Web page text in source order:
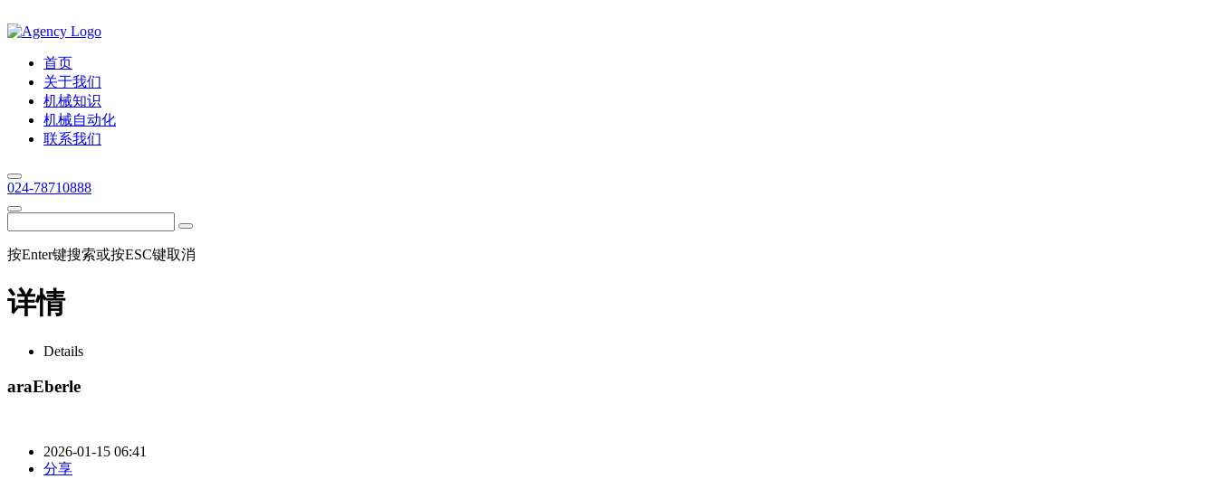
首页
关于我们
机械知识
机械自动化
联系我们
024-78710888
按Enter键搜索或按ESC键取消
详情
Details
araEberle
2026-01-15 06:41
分享